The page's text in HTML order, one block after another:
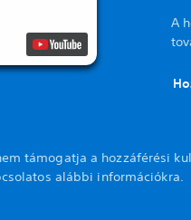
A
támogatja a hozzáférési
alábbi információkra.